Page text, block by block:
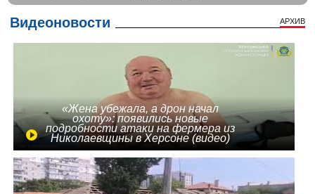
Видеоновости АРХИВ
«Жена убежала, а дрон начал
охоту»: появились новые
подробности атаки на фермера из
Николаевщины в Херсоне (видео)